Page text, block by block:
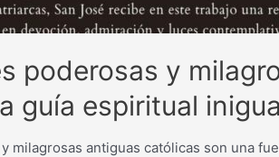
poderosas y
guía espiritual
milagrosas antiguas católicas son una